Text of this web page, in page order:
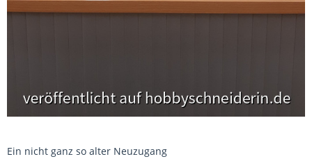
Ein nicht ganz so alter Neuzugang